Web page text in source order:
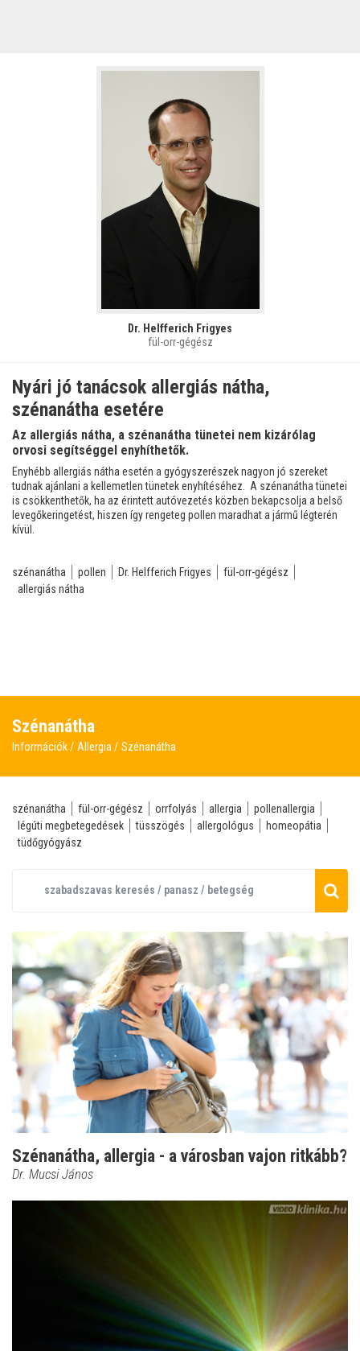
Dr. Helfferich Frigyes
fül-orr-gégész
Nyári jó tanácsok allergiás nátha,
szénanátha esetére
Az allergiás nátha, a szénanátha tünetei nem kizárólag
orvosi segítséggel enyhíthetők.
Enyhébb allergiás nátha esetén a gyógyszerészek nagyon jó szereket
tudnak ajánlani a kellemetlen tünetek enyhítéséhez. A szénanátha tünetei
is csökkenthetők, ha az érintett autóvezetés közben bekapcsolja a belső
levegőkeringetést, hiszen így rengeteg pollen maradhat a jármű légterén
kívül.
szénanátha pollen Dr. Helfferich Frigyes
fül-orr-gégész
allergiás nátha
Szénanátha
Információk Allergia Szénanátha
szénanátha fül-orr-gégész orrfolyás allergia
pollenallergia
légúti megbetegedések
tüsszögés allergológus
homeopátia
tüdőgyógyász
Szénanátha, allergia - a városban vajon ritkább?
Dr. Mucsi János